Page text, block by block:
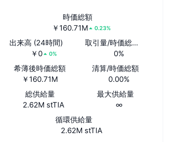
時価総額
￥160.71M
0.23%
出来高 (24時間)
￥0
0%
取引量/時価総額(24時間)
0%
希薄後時価総額
￥160.71M
清算/時価総額
0.00%
総供給量
2.62M stTIA
最大供給量
∞
循環供給量
2.62M stTIA